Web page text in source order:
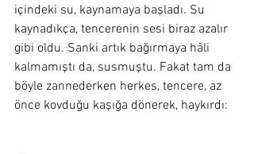
içindeki su, kaynamaya başladı. Su
kaynadıkça, tencerenin sesi biraz azalır
gibi oldu. Sanki artık bağırmaya hâli
kalmamıştı da, susmuştu. Fakat tam da
böyle zannederken herkes, tencere, az
önce kovduğu kaşığa dönerek, haykırdı: